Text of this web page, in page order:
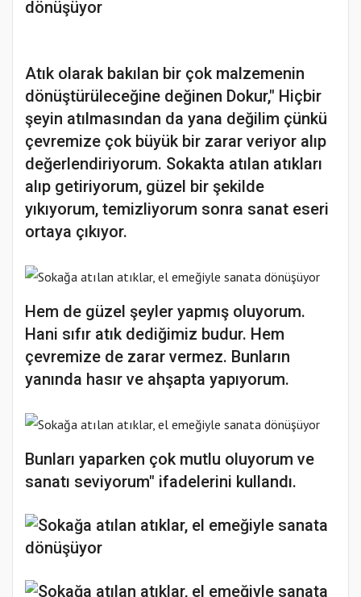
Atık olarak bakılan bir çok malzemenin
dönüştürüleceğine değinen Dokur," Hiçbir
şeyin atılmasından da yana değilim çünkü
çevremize çok büyük bir zarar veriyor alıp
değerlendiriyorum. Sokakta atılan atıkları
alıp getiriyorum, güzel bir şekilde
yıkıyorum, temizliyorum sonra sanat eseri
ortaya çıkıyor.
Hem de güzel şeyler yapmış oluyorum.
Hani sıfır atık dediğimiz budur. Hem
çevremize de zarar vermez. Bunların
yanında hasır ve ahşapta yapıyorum.
Bunları yaparken çok mutlu oluyorum ve
sanatı seviyorum" ifadelerini kullandı.